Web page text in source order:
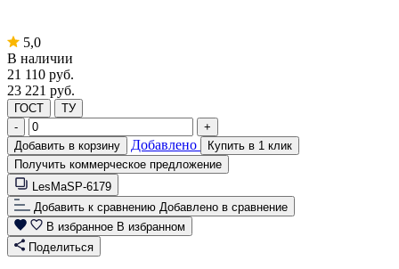
5,0
В наличии
21 110 руб.
23 221 руб.
ГОСТ
ТУ
-
+
Добавить в корзину
Добавлено
Купить в 1 клик
Получить коммерческое предложение
LesMaSP-6179
Добавить к сравнению Добавлено в сравнение
В избранное В избранном
Поделиться